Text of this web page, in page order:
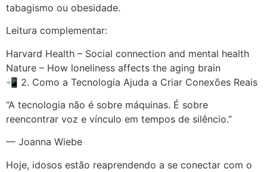
tabagismo ou obesidade.
Leitura complementar:
Harvard Health – Social connection and mental health
Nature – How loneliness affects the aging brain
📲 2. Como a Tecnologia Ajuda a Criar Conexões Reais
“A tecnologia não é sobre máquinas. É sobre
reencontrar voz e vínculo em tempos de silêncio.”
— Joanna Wiebe
Hoje, idosos estão reaprendendo a se conectar com o